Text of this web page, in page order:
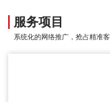
服务项目
系统化的网络推广，抢占精准